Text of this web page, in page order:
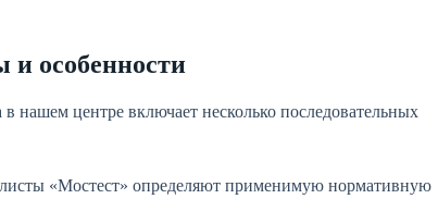
и особенности
нашем центре включает несколько последовательных
«Мостест» определяют применимую нормативную